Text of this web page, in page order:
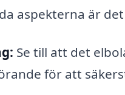
aspekterna är
Se till att det
för att